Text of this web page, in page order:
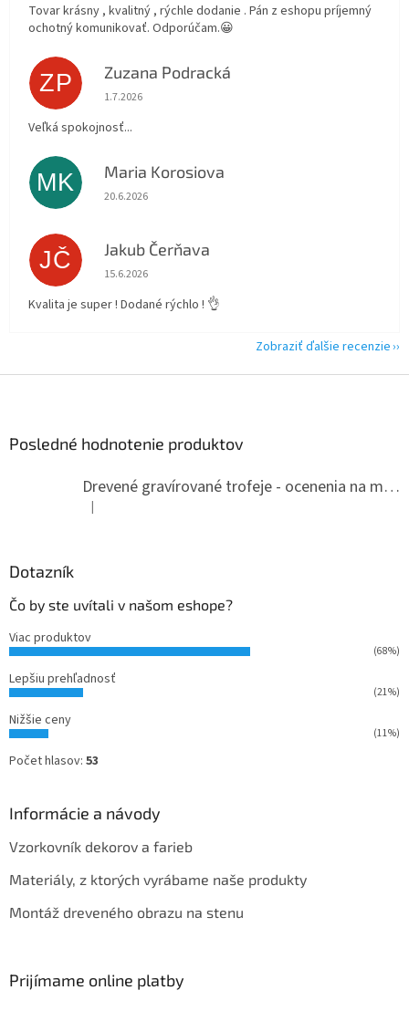
Tovar krásny , kvalitný , rýchle dodanie . Pán z eshopu príjemný
ochotný komunikovať. Odporúčam.😀
ZP Zuzana Podracká
Hodnotenie obchodu je 5 z 5 hviezdičiek.
1.7.2026
Veľká spokojnosť...
MK Maria Korosiova
Hodnotenie obchodu je 5 z 5 hviezdičiek.
20.6.2026
JČ Jakub Čerňava
Hodnotenie obchodu je 5 z 5 hviezdičiek.
15.6.2026
Kvalita je super ! Dodané rýchlo ! 👌
Zobraziť ďalšie recenzie
Posledné hodnotenie produktov
Drevené gravírované trofeje - ocenenia na mieru
Hodnotenie produktu je 5 z 5 hviezdičiek.
|
Dotazník
Čo by ste uvítali v našom eshope?
Viac produktov
(68%)
Lepšiu prehľadnosť
(21%)
Nižšie ceny
(11%)
Počet hlasov: 53
Informácie a návody
Vzorkovník dekorov a farieb
Materiály, z ktorých vyrábame naše produkty
Montáž dreveného obrazu na stenu
Prijímame online platby